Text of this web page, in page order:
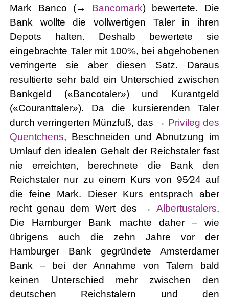
Mark Banco (→ Bancomark) bewertete. Die
Bank wollte die vollwertigen Taler in ihren
Depots halten. Deshalb bewertete sie
eingebrachte Taler mit 100%, bei abgehobenen
verringerte sie aber diesen Satz. Daraus
resultierte sehr bald ein Unterschied zwischen
Bankgeld («Bancotaler») und Kurantgeld
(«Couranttaler»). Da die kursierenden Taler
durch verringerten Münzfuß, das → Privileg des
Quentchens, Beschneiden und Abnutzung im
Umlauf den idealen Gehalt der Reichstaler fast
nie erreichten, berechnete die Bank den
Reichstaler nur zu einem Kurs von 95⁄24 auf
die feine Mark. Dieser Kurs entsprach aber
recht genau dem Wert des → Albertustalers.
Die Hamburger Bank machte daher – wie
übrigens auch die zehn Jahre vor der
Hamburger Bank gegründete Amsterdamer
Bank – bei der Annahme von Talern bald
keinen Unterschied mehr zwischen den
deutschen Reichstalern und den